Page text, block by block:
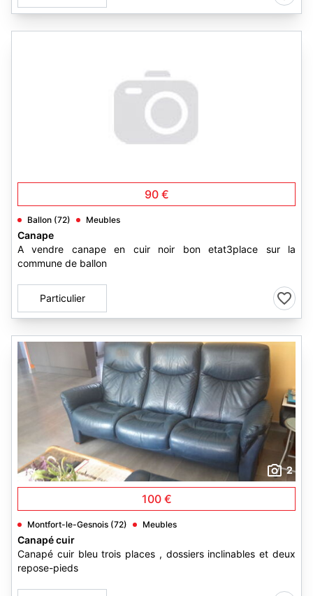
90 €
Ballon (72) Meubles
Canape
A vendre canape en cuir noir bon etat3place sur la
commune de ballon
Particulier
2
100 €
Montfort-le-Gesnois (72) Meubles
Canapé cuir
Canapé cuir bleu trois places , dossiers inclinables et deux
repose-pieds